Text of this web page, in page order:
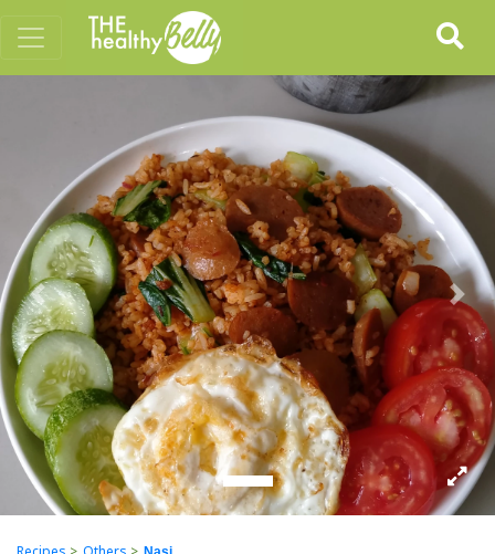
Previous Next